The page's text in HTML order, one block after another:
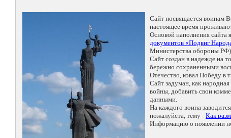
Сайт посвящается воинам
настоящее время
Основой наполнения сайта
документов «Подвиг
Министерства обороны
Сайт создан в надежде на
бережно сохраненными
Отечество, ковал Победу в
Сайт задуман, как
войны, добавить свои
данными.
На каждого воина
пожалуйста, тему - Как
Информацию о появлении